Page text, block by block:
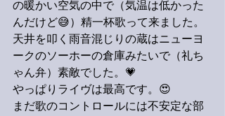
の暖かい空気の中で（気温は低かった
んだけど😅）精一杯歌って来ました。
天井を叩く雨音混じりの蔵はニューヨ
ークのソーホーの倉庫みたいで（礼ち
ゃん弁）素敵でした。💗
やっぱりライヴは最高です。😍
まだ歌のコントロールには不安定な部